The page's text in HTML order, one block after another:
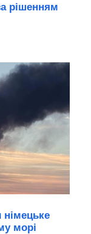
рішенням
німецьке
морі